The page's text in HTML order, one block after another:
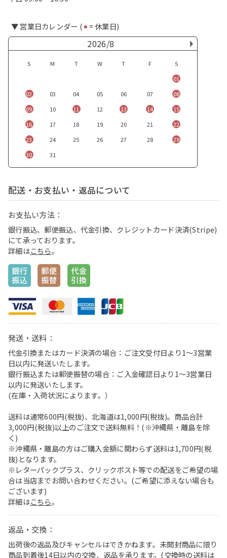
▼ 営業日カレンダー (⚫︎= 休業日)
2026/8
S M T W T F
S
01
02
03 04 05 06 07
08
09
10 11 12 13 14
15
16
17 18 19 20 21
22
23
24 25 26 27 28
29
30
31
配送・お支払い・返品について
お支払い方法：
銀行振込、郵便振込、代金引換、クレジットカード決済(Stripe)
にて承っております。
詳細はこちら。
発送・送料：
代金引換またはカード決済の場合：ご注文受付日より1〜3営業
日以内に発送いたします。
銀行振込または郵便振替の場合：ご入金確認日より1〜3営業日
以内に発送いたします。
(在庫・入荷状況によります。）
送料は通常600円(税抜)、北海道は1,000円(税抜)。商品合計
3,000円(税抜)以上のご注文で送料無料！(※沖縄県・離島を除
く)
※沖縄県・離島の方はご購入金額に関わらず送料は1,700円(税
抜)となります。
※レターパックプラス、クリックポスト等での配送をご希望の場
合は当店までお問い合わせください。(ご希望に添えない場合も
ございます)
詳細はこちら。
返品・交換：
出荷後の返品及びキャンセルはできかねます。未開封商品に限り
商品到着後14日以内の交換、返品を承ります。(交換時の送料は